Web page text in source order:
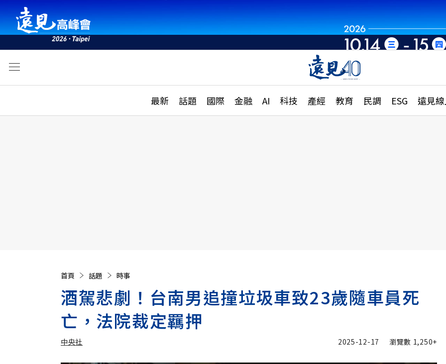
世界重組・洞見
最新 話題 國際 金融 AI 科技 產經 教育 民調 ESG 遠見
活動
話題
國際
特輯
大學升學、職涯攻略
縣市施政調查全解析
首頁 話題 時事
酒駕悲劇！台南男追撞垃圾車致23歲隨車員死
亡，法院裁定羈押
中央社 2025-12-17 瀏覽數 1,250+